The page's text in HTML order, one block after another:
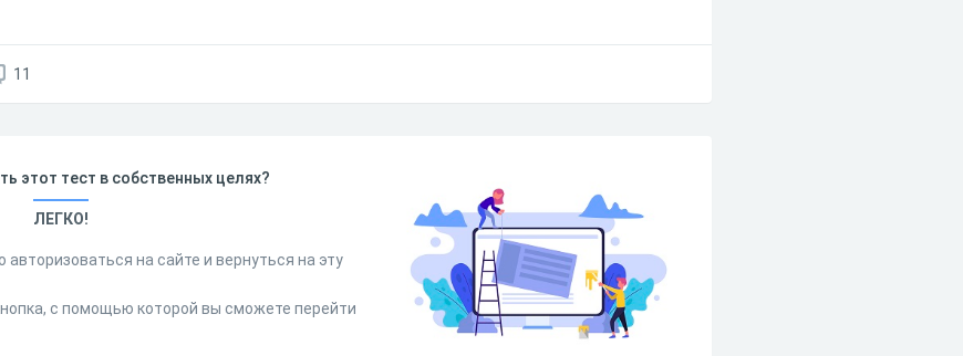
11
этот тест в собственных целях?
ЛЕГКО!
на сайте и вернуться на эту
с помощью которой вы сможете перейти